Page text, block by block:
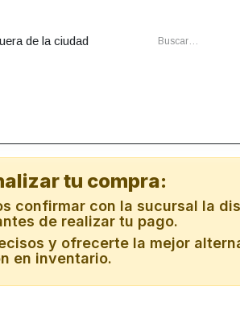
de la ciudad
tu compra:
confirmar con la sucursal la
de realizar tu pago.
y ofrecerte la mejor
en inventario.